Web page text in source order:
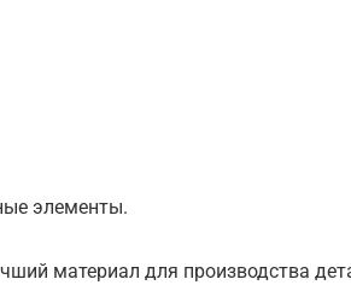
элементы.
материал для производства